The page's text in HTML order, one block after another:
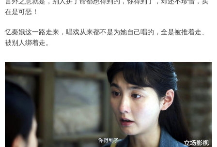
在是可恶！
忆秦娥这一路走来，唱戏从来都不是为她自己唱的，全是被推着走、
被别人绑着走。